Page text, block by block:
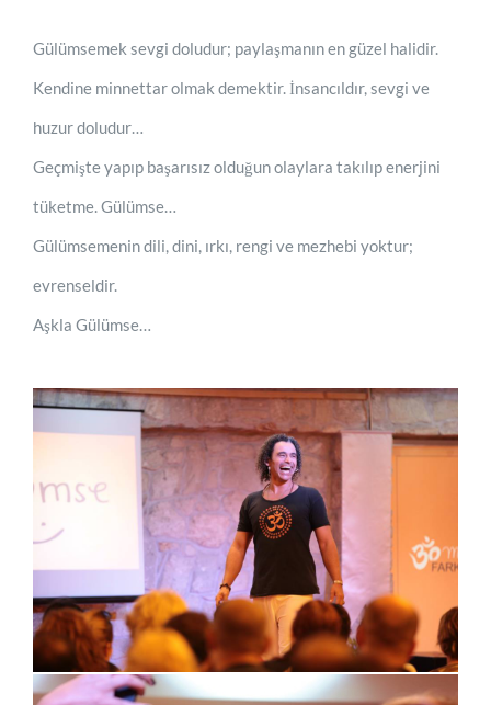
Gülümsemek sevgi doludur; paylaşmanın en güzel halidir.
Kendine minnettar olmak demektir. İnsancıldır, sevgi ve
huzur doludur…
Geçmişte yapıp başarısız olduğun olaylara takılıp enerjini
tüketme. Gülümse…
Gülümsemenin dili, dini, ırkı, rengi ve mezhebi yoktur;
evrenseldir.
Aşkla Gülümse…